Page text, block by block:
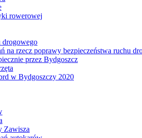
rowerowej
drogowego
na rzecz poprawy bezpieczeństwa ruchu
przez Bydgoszcz
w Bydgoszczy 2020
Zawisza